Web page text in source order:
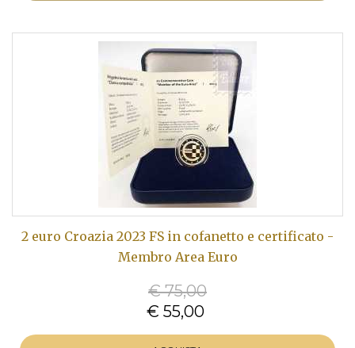
2 euro Croazia 2023 FS in cofanetto e certificato -
Membro Area Euro
€ 75,00
€ 55,00